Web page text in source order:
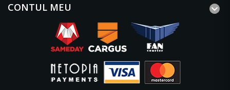
CONTUL MEU